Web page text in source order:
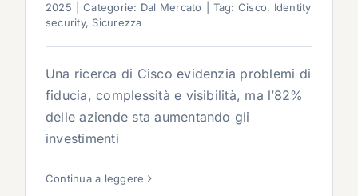
2025
Categorie: Dal Mercato Tag: Cisco, Identity
security, Sicurezza
Una ricerca di Cisco evidenzia problemi di
fiducia, complessità e visibilità, ma l’82%
delle aziende sta aumentando gli
investimenti
Continua a leggere